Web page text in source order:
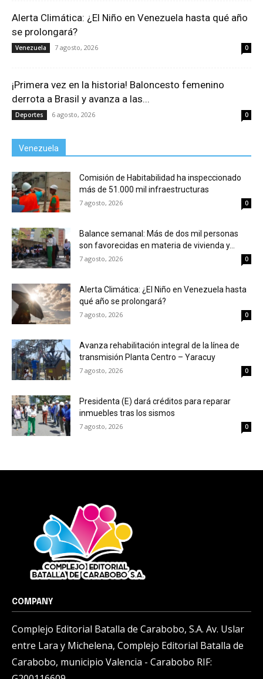
Alerta Climática: ¿El Niño en Venezuela hasta qué año
se prolongará?
Venezuela 7 agosto, 2026 0
¡Primera vez en la historia! Baloncesto femenino
derrota a Brasil y avanza a las...
Deportes 6 agosto, 2026 0
Venezuela
Comisión de Habitabilidad ha inspeccionado
más de 51.000 mil infraestructuras
7 agosto, 2026 0
Balance semanal: Más de dos mil personas
son favorecidas en materia de vivienda y...
7 agosto, 2026 0
Alerta Climática: ¿El Niño en Venezuela hasta
qué año se prolongará?
7 agosto, 2026 0
Avanza rehabilitación integral de la línea de
transmisión Planta Centro – Yaracuy
7 agosto, 2026 0
Presidenta (E) dará créditos para reparar
inmuebles tras los sismos
7 agosto, 2026 0
COMPANY
Complejo Editorial Batalla de Carabobo, S.A. Av. Uslar
entre Lara y Michelena, Complejo Editorial Batalla de
Carabobo, municipio Valencia - Carabobo RIF: